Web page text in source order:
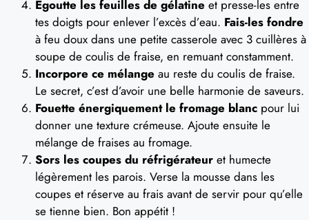
Égoutte les feuilles de gélatine et presse-les entre
tes doigts pour enlever l’excès d’eau. Fais-les fondre
à feu doux dans une petite casserole avec 3 cuillères à
soupe de coulis de fraise, en remuant constamment.
Incorpore ce mélange au reste du coulis de fraise.
Le secret, c’est d’avoir une belle harmonie de saveurs.
Fouette énergiquement le fromage blanc pour lui
donner une texture crémeuse. Ajoute ensuite le
mélange de fraises au fromage.
Sors les coupes du réfrigérateur et humecte
légèrement les parois. Verse la mousse dans les
coupes et réserve au frais avant de servir pour qu’elle
se tienne bien. Bon appétit !